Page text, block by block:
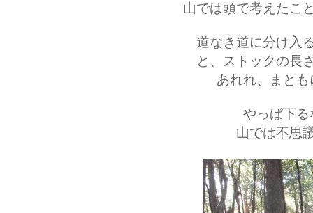
山では頭で考えたこ
道なき道に分け入
と、ストックの長
あれれ、まと
やっぱ下
山では不思